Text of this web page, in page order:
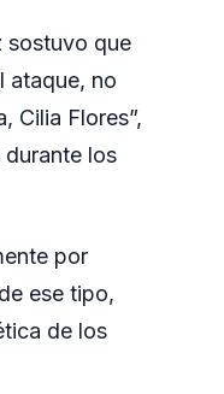
sostuvo que
ataque, no
Cilia Flores”,
los
por
ese tipo,
de los